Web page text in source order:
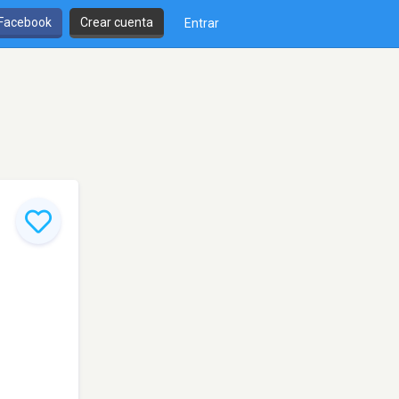
Crear cuenta Entrar